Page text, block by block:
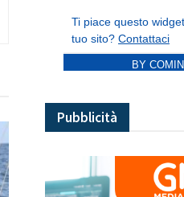
BY
Pubblicità